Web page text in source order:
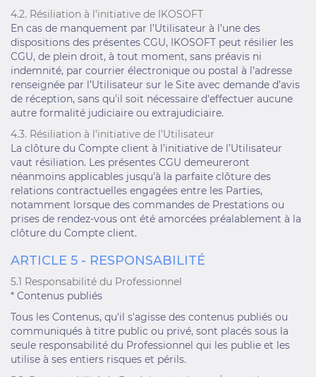
4.2. Résiliation à l’initiative de IKOSOFT
En cas de manquement par l’Utilisateur à l’une des
dispositions des présentes CGU, IKOSOFT peut résilier les
CGU, de plein droit, à tout moment, sans préavis ni
indemnité, par courrier électronique ou postal à l’adresse
renseignée par l’Utilisateur sur le Site avec demande d’avis
de réception, sans qu'il soit nécessaire d'effectuer aucune
autre formalité judiciaire ou extrajudiciaire.
4.3. Résiliation à l’initiative de l’Utilisateur
La clôture du Compte client à l’initiative de l’Utilisateur
vaut résiliation. Les présentes CGU demeureront
néanmoins applicables jusqu’à la parfaite clôture des
relations contractuelles engagées entre les Parties,
notamment lorsque des commandes de Prestations ou
prises de rendez-vous ont été amorcées préalablement à la
clôture du Compte client.
ARTICLE 5 - RESPONSABILITÉ
5.1 Responsabilité du Professionnel
* Contenus publiés
Tous les Contenus, qu'il s'agisse des contenus publiés ou
communiqués à titre public ou privé, sont placés sous la
seule responsabilité du Professionnel qui les publie et les
utilise à ses entiers risques et périls.